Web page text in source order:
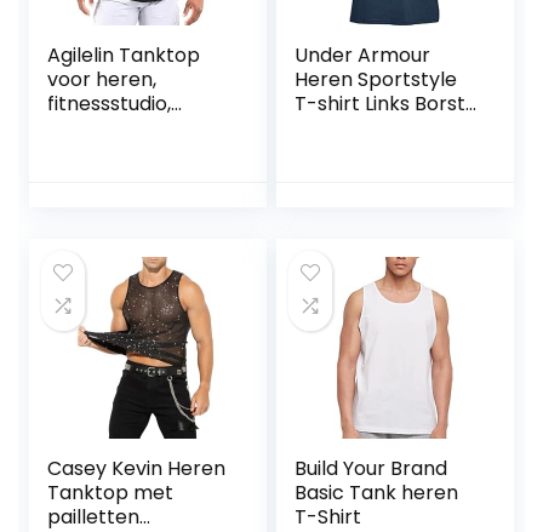
Agilelin Tanktop
voor heren,
fitnessstudio,
Under Armour
Heren Sportstyle
T-shirt Links Borst
Casey Kevin Heren
Tanktop met
pailletten
Build Your Brand
Basic Tank heren
T-Shirt